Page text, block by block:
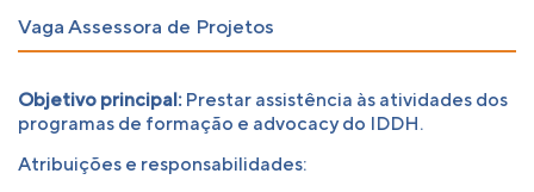
Vaga Assessora de Projetos
Objetivo principal:Prestar assistência às atividades dos
programas de formação e advocacy do IDDH.
Atribuições e responsabilidades: